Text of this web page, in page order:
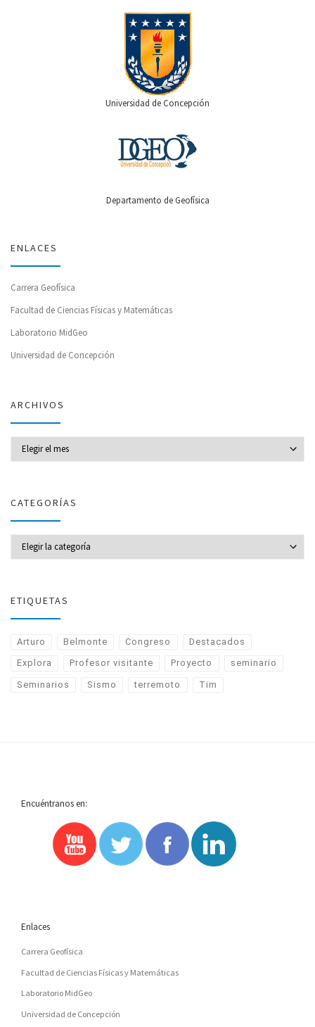
Universidad de Concepción
Departamento de Geofísica
ENLACES
Carrera Geofísica
Facultad de Ciencias Físicas y Matemáticas
Laboratorio MidGeo
Universidad de Concepción
ARCHIVOS
CATEGORÍAS
ETIQUETAS
Arturo Belmonte Congreso Destacados
Explora Profesor visitante Proyecto seminario
Seminarios Sismo terremoto Tim
Encuéntranos en:
Enlaces
Carrera Geofísica
Facultad de Ciencias Físicas y Matemáticas
Laboratorio MidGeo
Universidad de Concepción